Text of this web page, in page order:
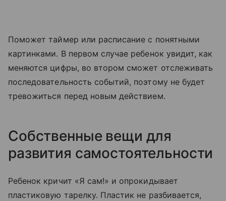
Поможет таймер или расписание с понятными
картинками. В первом случае ребенок увидит, как
меняются цифры, во втором сможет отслеживать
последовательность событий, поэтому не будет
тревожиться перед новым действием.
Собственные вещи для
развития самостоятельности
Ребенок кричит «Я сам!» и опрокидывает
пластиковую тарелку. Пластик не разбивается,